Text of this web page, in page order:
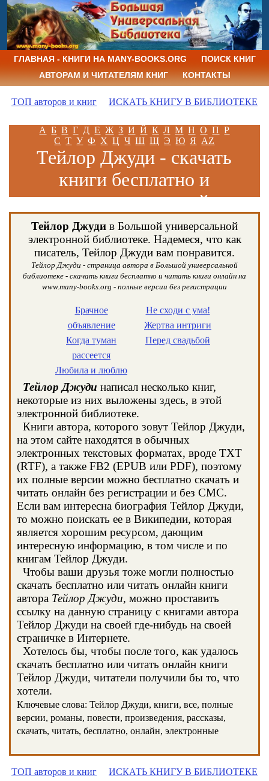
ГЛАВНАЯ - КНИГИ НА MANY-BOOKS.ORG
ПОИСК КНИГ
АВТОРАМ И ЧИТАТЕЛЯМ КНИГ
КОНТАКТЫ
ТОП авторов и книг ИСКАТЬ КНИГУ В БИБЛИОТЕКЕ
А Б В Г Д Е Ж З И Й К Л М Н О П Р
С Т У Ф Х Ц Ч Ш Щ Э Ю Я AZ
Тейлор Джуди - скачать
книги бесплатно и
читать книги онлайн
Тейлор Джуди в Большой универсальной
электронной библиотеке. Надемеся, что как
писатель, Тейлор Джуди вам понравится.
Тейлор Джуди - страница автора в Большой универсальной
библиотеке - скачать книги бесплатно и читать книги онлайн на
www.many-books.org - полные версии без регистрации
Брачное
объявление
Когда туман
рассеется
Любила и люблю
Не сходи с ума!
Жертва интриги
Перед свадьбой
Тейлор Джуди написал несколько книг,
некоторые из них выложены здесь, в этой
электронной библиотеке.
Книги автора, которого зовут Тейлор Джуди,
на этом сайте находятся в обычных
электронных текстовых форматах, вроде TXT
(RTF), а также FB2 (EPUB или PDF), поэтому
их полные версии можно бесплатно скачать и
читать онлайн без регистрации и без СМС.
Если вам интересна биография Тейлор Джуди,
то можно поискать ее в Википедии, которая
является хорошим ресурсом, дающим
интересную информацию, в том числе и по
книгам Тейлор Джуди.
Чтобы ваши друзья тоже могли полностью
скачать бесплатно или читать онлайн книги
автора Тейлор Джуди, можно проставить
ссылку на данную страницу с книгами автора
Тейлор Джуди на своей где-нибудь на своей
страничке в Интернете.
Хотелось бы, чтобы после того, как удалось
скачать бесплатно или читать онлайн книги
Тейлор Джуди, читатели получили бы то, что
хотели.
Ключевые слова: Тейлор Джуди, книги, все, полные
версии, романы, повести, произведения, рассказы,
скачать, читать, бесплатно, онлайн, электронные
ТОП авторов и книг ИСКАТЬ КНИГУ В БИБЛИОТЕКЕ